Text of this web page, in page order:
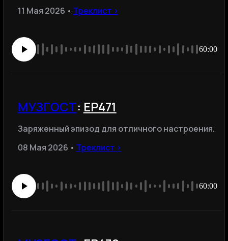
11 Мая 2026 • Треклист ›
60:00
МУЗГОСТ: ЕР471
Заряженный эпизод для отличного настроения.
08 Мая 2026 • Треклист ›
60:00